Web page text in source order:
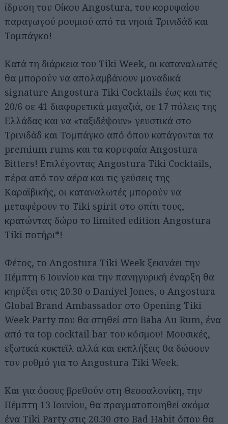
ίδρυση του Οίκου Angostura, του κορυφαίου
παραγωγού ρουμιού από τα νησιά Τρινιδάδ και
Τομπάγκο!
Κατά τη διάρκεια του Tiki Week, οι καταναλωτές
θα μπορούν να απολαμβάνουν μοναδικά
signature Angostura Tiki Cocktails έως και τις
20/6 σε 41 διαφορετικά μαγαζιά, σε 17 πόλεις της
Ελλάδας και να «ταξιδέψουν» γευστικά στο
Τρινιδάδ και Τομπάγκο από όπου κατάγονται τα
premium rums και τα κορυφαία Angostura
Bitters! Επιλέγοντας Angostura Tiki Cocktails,
πέρα από τον αέρα και τις γεύσεις της
Καραϊβικής, οι καταναλωτές μπορούν να
μεταφέρουν το Tiki spirit στο σπίτι τους,
κρατώντας δώρο το limited edition Angostura
Tiki ποτήρι*!
Φέτος, το Angostura Tiki Week ξεκινάει την
Πέμπτη 6 Ιουνίου και την πανηγυρική έναρξη θα
κηρύξει στις 20.30 ο Daniyel Jones, ο Angostura
Global Brand Ambassador στο Opening Tiki
Week Party που θα στηθεί στο Baba Au Rum, ένα
από τα top cocktail bar του κόσμου! Μουσικές,
εξωτικά κοκτεϊλ αλλά και εκπλήξεις θα δώσουν
τον ρυθμό για το Angostura Tiki Week.
Και για όσους βρεθούν στη Θεσσαλονίκη, την
Πέμπτη 13 Ιουνίου, θα πραγματοποιηθεί ακόμα
ένα Τiki Party στις 20.30 στο Bad Habit όπου θα